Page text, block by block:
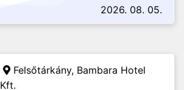
2026. 08. 05.
Felsőtárkány, Bambara Hotel
Kft.